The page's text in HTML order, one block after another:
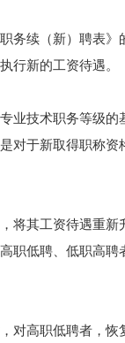
务续（新）聘表
行新的工资待遇。
业技术职务等级
对于新取得职称
将其工资待遇重
职低聘、低职高
对高职低聘者，